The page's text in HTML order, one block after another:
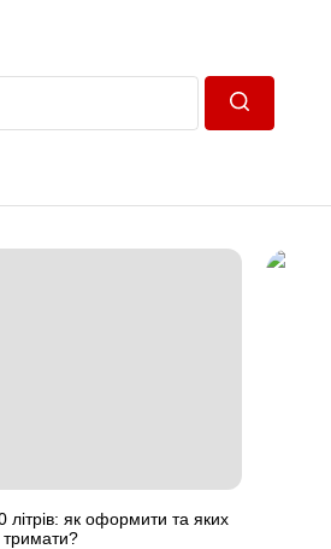
літрів: як оформити та яких